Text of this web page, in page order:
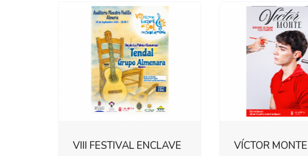
VIII FESTIVAL ENCLAVE
VÍCTOR MONTE